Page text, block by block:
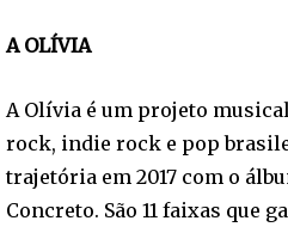
A OLÍVIA
A Olívia é um projeto
rock, indie rock e pop
trajetória em 2017 com o
Concreto. São 11 faixas que